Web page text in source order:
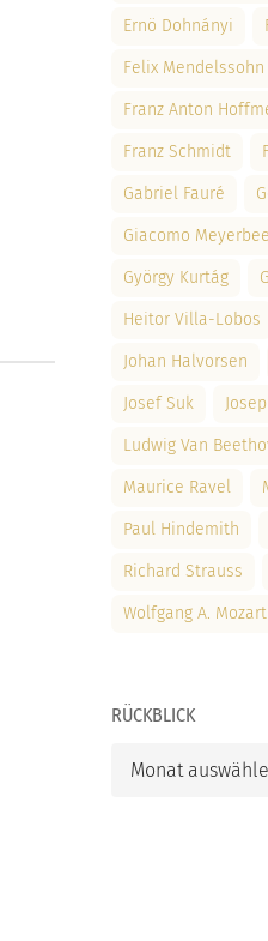
Ernö Dohnányi
Felix Mendelssohn
Franz Anton
Franz Schmidt
Gabriel Fauré
Giacomo
György Kurtág
Heitor Villa-Lobos
Johan Halvorsen
Josef Suk
Ludwig Van
Maurice Ravel
Paul Hindemith
Richard Strauss
Wolfgang A. Mozart
RÜCKBLICK
Rückblick